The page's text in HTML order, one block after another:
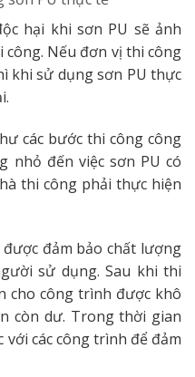
hại khi sơn PU sẽ ảnh
Nếu đơn vị thi công
khi sử dụng sơn PU thực
các bước thi công công
nhỏ đến việc sơn PU có
thi công phải thực hiện
đảm bảo chất lượng
sử dụng. Sau khi thi
cho công trình được khô
còn dư. Trong thời gian
với các công trình để đảm